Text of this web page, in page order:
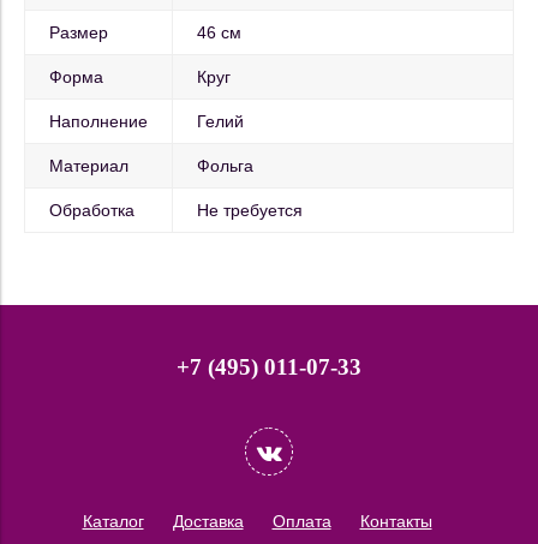
Размер 46 см
Форма Круг
Наполнение Гелий
Материал Фольга
Обработка Не требуется
+7 (495) 011-07-33
Каталог Доставка Оплата
Контакты